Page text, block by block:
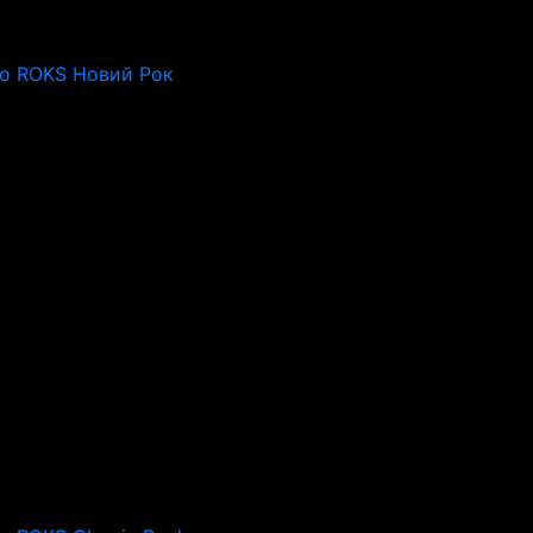
ROKS Новий Рок